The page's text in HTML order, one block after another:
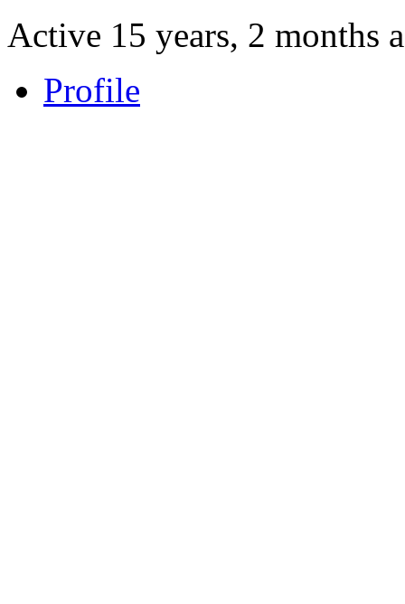
Active 15 years, 2 months
Profile